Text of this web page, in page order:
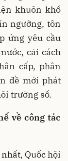
khuôn khổ
ngưỡng, tôn
ứng yêu cầu
cải cách
cấp, phân
đề mới phát
trường số.
về công tác
Quốc hội